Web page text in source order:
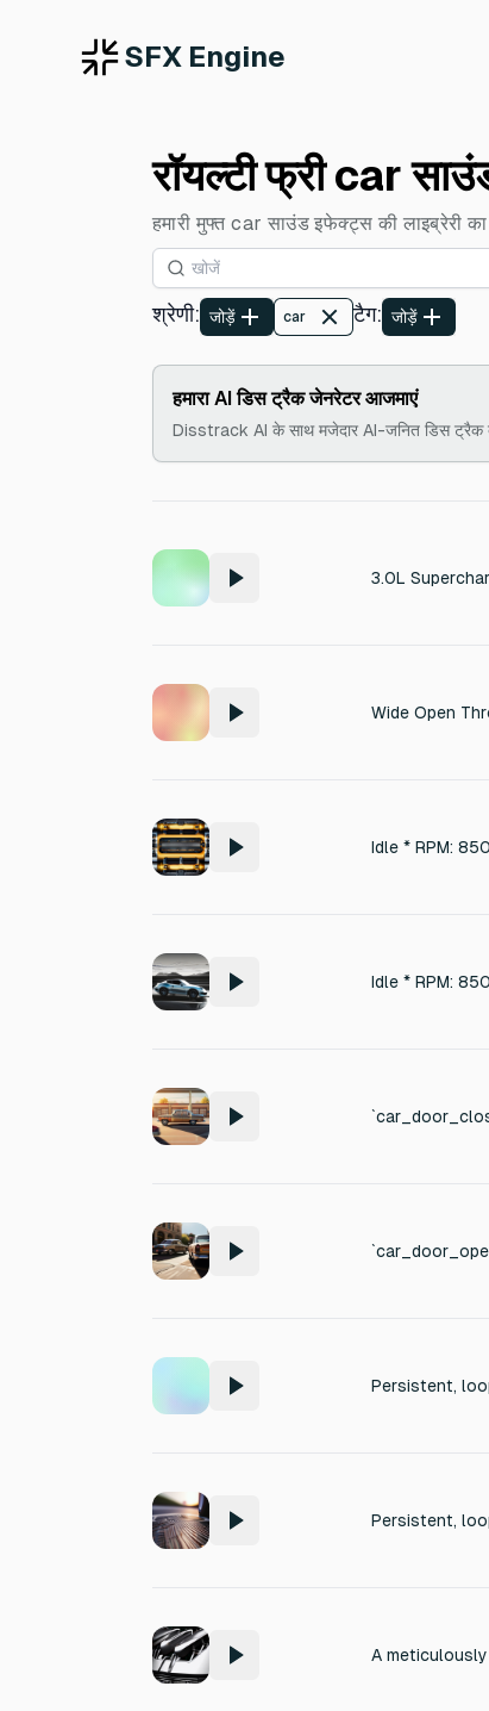
SFX Engine
रॉयल्टी फ्री car
हमारी मुफ्त car साउंड इफेक्ट्स की लाइब्रेरी
श्रेणी: जोड़ें car टैग: जोड़ें
हमारा AI डिस ट्रैक जेनरेटर आजमाएं
Disstrack AI के साथ मजेदार AI-जनित डिस ट्रैक
Persistent,